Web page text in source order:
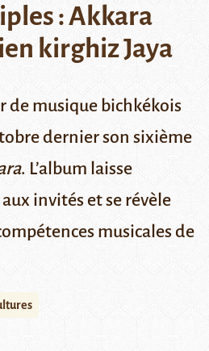
: Akkara
kirghiz Jaya
de musique bichkékois
dernier son sixième
. L’album laisse
invités et se révèle
musicales de